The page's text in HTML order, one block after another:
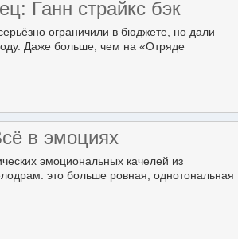
Ганн страйкс бэк
ограничили в бюджете, но дали
Даже больше, чем на «Отряде
в эмоциях
эмоциональных качелей из
это больше ровная, однотональная